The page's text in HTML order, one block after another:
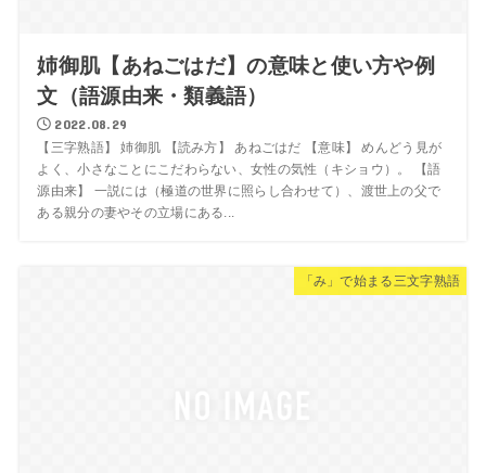
姉御肌【あねごはだ】の意味と使い方や例
文（語源由来・類義語）
2022.08.29
【三字熟語】 姉御肌 【読み方】 あねごはだ 【意味】 めんどう見が
よく、小さなことにこだわらない、女性の気性（キショウ）。 【語
源由来】 一説には（極道の世界に照らし合わせて）、渡世上の父で
ある親分の妻やその立場にある...
「み」で始まる三文字熟語